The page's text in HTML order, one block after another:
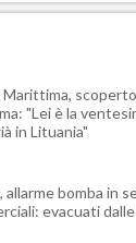
Marittima,
"Lei è la
in Lituania"
allarme bomba in
evacuati